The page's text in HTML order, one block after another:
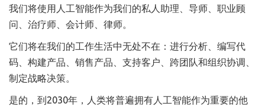
我们将使用人工智能作为我们的私人助理、导师、职业顾
问、治疗师、会计师、律师。
它们将在我们的工作生活中无处不在：进行分析、编写代
码、构建产品、销售产品、支持客户、跨团队和组织协调、
制定战略决策。
是的，到2030年，人类将普遍拥有人工智能作为重要的他